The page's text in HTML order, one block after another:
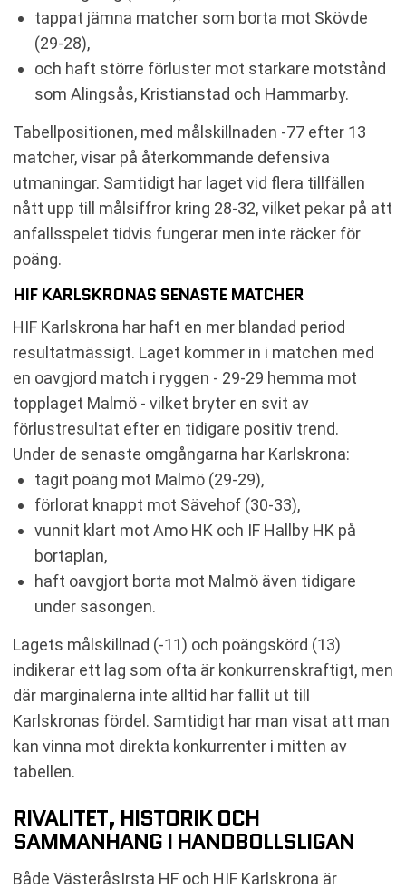
tappat jämna matcher som borta mot Skövde
(29-28),
och haft större förluster mot starkare motstånd
som Alingsås, Kristianstad och Hammarby.
Tabellpositionen, med målskillnaden -77 efter 13
matcher, visar på återkommande defensiva
utmaningar. Samtidigt har laget vid flera tillfällen
nått upp till målsiffror kring 28-32, vilket pekar på att
anfallsspelet tidvis fungerar men inte räcker för
poäng.
HIF KARLSKRONAS SENASTE MATCHER
HIF Karlskrona har haft en mer blandad period
resultatmässigt. Laget kommer in i matchen med
en oavgjord match i ryggen - 29-29 hemma mot
topplaget Malmö - vilket bryter en svit av
förlustresultat efter en tidigare positiv trend.
Under de senaste omgångarna har Karlskrona:
tagit poäng mot Malmö (29-29),
förlorat knappt mot Sävehof (30-33),
vunnit klart mot Amo HK och IF Hallby HK på
bortaplan,
haft oavgjort borta mot Malmö även tidigare
under säsongen.
Lagets målskillnad (-11) och poängskörd (13)
indikerar ett lag som ofta är konkurrenskraftigt, men
där marginalerna inte alltid har fallit ut till
Karlskronas fördel. Samtidigt har man visat att man
kan vinna mot direkta konkurrenter i mitten av
tabellen.
RIVALITET, HISTORIK OCH
SAMMANHANG I HANDBOLLSLIGAN
Både VästeråsIrsta HF och HIF Karlskrona är